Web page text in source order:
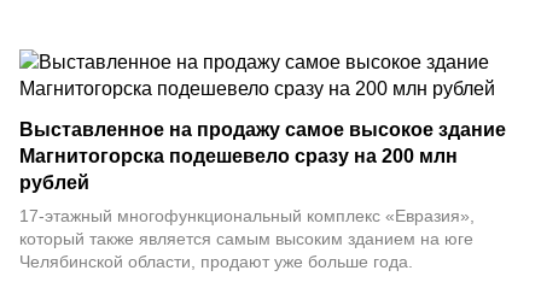
Выставленное на продажу самое высокое здание
Магнитогорска подешевело сразу на 200 млн
рублей
17-этажный многофункциональный комплекс «Евразия»,
который также является самым высоким зданием на юге
Челябинской области, продают уже больше года.